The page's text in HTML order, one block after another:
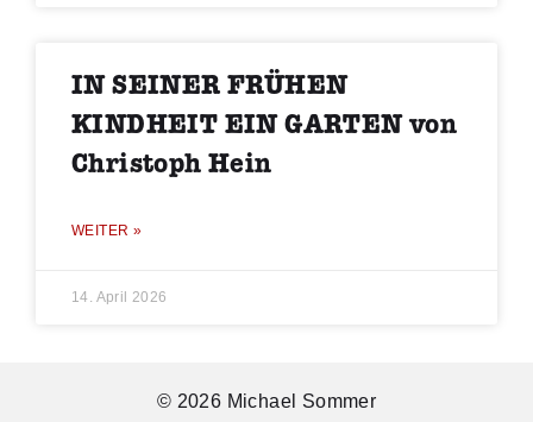
IN SEINER FRÜHEN
KINDHEIT EIN GARTEN von
Christoph Hein
WEITER »
14. April 2026
© 2026 Michael Sommer